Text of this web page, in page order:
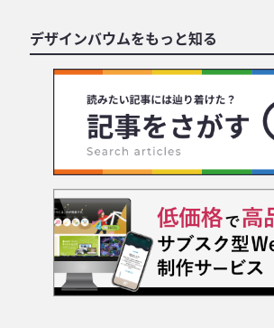
デザインバウムをもっと知る